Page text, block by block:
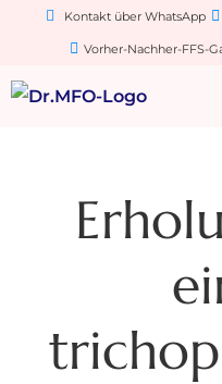
Kontakt über WhatsApp
Vorher-Nachher-FFS-